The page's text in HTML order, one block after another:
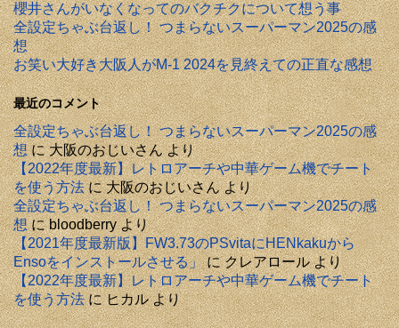
櫻井さんがいなくなってのバクチクについて想う事
全設定ちゃぶ台返し！ つまらないスーパーマン2025の感
想
お笑い大好き大阪人がM-1 2024を見終えての正直な感想
最近のコメント
全設定ちゃぶ台返し！ つまらないスーパーマン2025の感
想に大阪のおじいさんより
【2022年度最新】レトロアーチや中華ゲーム機でチート
を使う方法に大阪のおじいさんより
全設定ちゃぶ台返し！ つまらないスーパーマン2025の感
想にbloodberryより
【2021年度最新版】FW3.73のPSvitaにHENkakuから
Ensoをインストールさせる」にクレアロールより
【2022年度最新】レトロアーチや中華ゲーム機でチート
を使う方法にヒカルより